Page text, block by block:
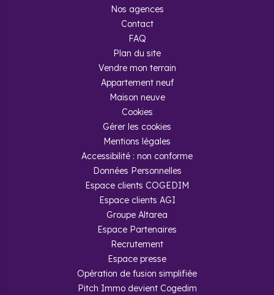
Nos agences
Contact
FAQ
Plan du site
Vendre mon terrain
Appartement neuf
Maison neuve
Cookies
Gérer les cookies
Mentions légales
Accessibilité : non conforme
Données Personnelles
Espace clients COGEDIM
Espace clients AGI
Groupe Altarea
Espace Partenaires
Recrutement
Espace presse
Opération de fusion simplifiée
Pitch Immo devient Cogedim